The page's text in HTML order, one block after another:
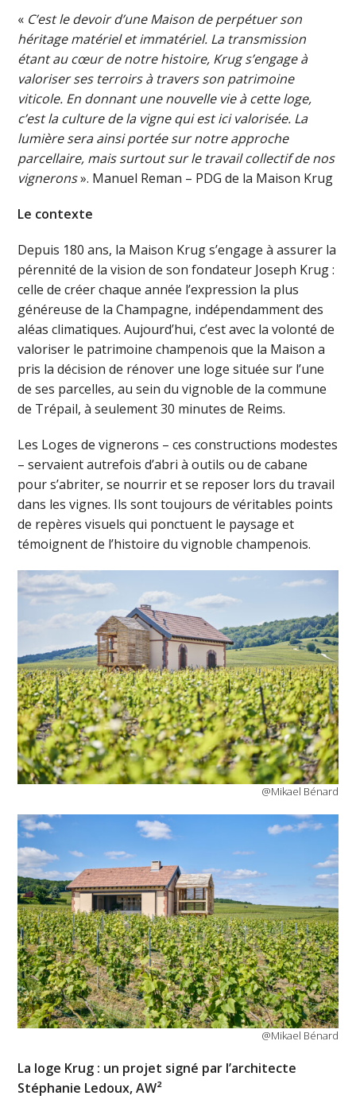
« C’est le devoir d’une Maison de perpétuer son
héritage matériel et immatériel. La transmission
étant au cœur de notre histoire, Krug s’engage à
valoriser ses terroirs à travers son patrimoine
viticole. En donnant une nouvelle vie à cette loge,
c’est la culture de la vigne qui est ici valorisée. La
lumière sera ainsi portée sur notre approche
parcellaire, mais surtout sur le travail collectif de nos
vignerons». Manuel Reman – PDG de la Maison Krug
Le contexte
Depuis 180 ans, la Maison Krug s’engage à assurer la
pérennité de la vision de son fondateur Joseph Krug :
celle de créer chaque année l’expression la plus
généreuse de la Champagne, indépendamment des
aléas climatiques. Aujourd’hui, c’est avec la volonté de
valoriser le patrimoine champenois que la Maison a
pris la décision de rénover une loge située sur l’une
de ses parcelles, au sein du vignoble de la commune
de Trépail, à seulement 30 minutes de Reims.
Les Loges de vignerons – ces constructions modestes
– servaient autrefois d’abri à outils ou de cabane
pour s’abriter, se nourrir et se reposer lors du travail
dans les vignes. Ils sont toujours de véritables points
de repères visuels qui ponctuent le paysage et
témoignent de l’histoire du vignoble champenois.
@Mikael Bénard
@Mikael Bénard
La loge Krug : un projet signé par l’architecte
Stéphanie Ledoux, AW²